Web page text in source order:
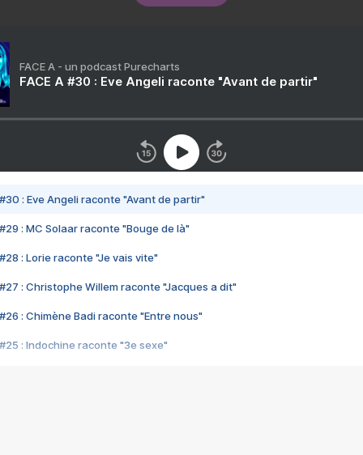
FACE A - un podcast Purecharts
FACE A #30 : Eve Angeli raconte "Avant de partir"
#30 : Eve Angeli raconte "Avant de partir"
#29 : MC Solaar raconte "Bouge de là"
#28 : Lorie raconte "Je vais vite"
#27 : Christophe Willem raconte "Jacques a dit"
#26 : Chimène Badi raconte "Entre nous"
#25 : Indochine raconte "3e sexe"